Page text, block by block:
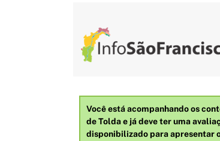
Você está acompanhando os
de Tolda e já deve ter uma
disponibilizado para apresentar